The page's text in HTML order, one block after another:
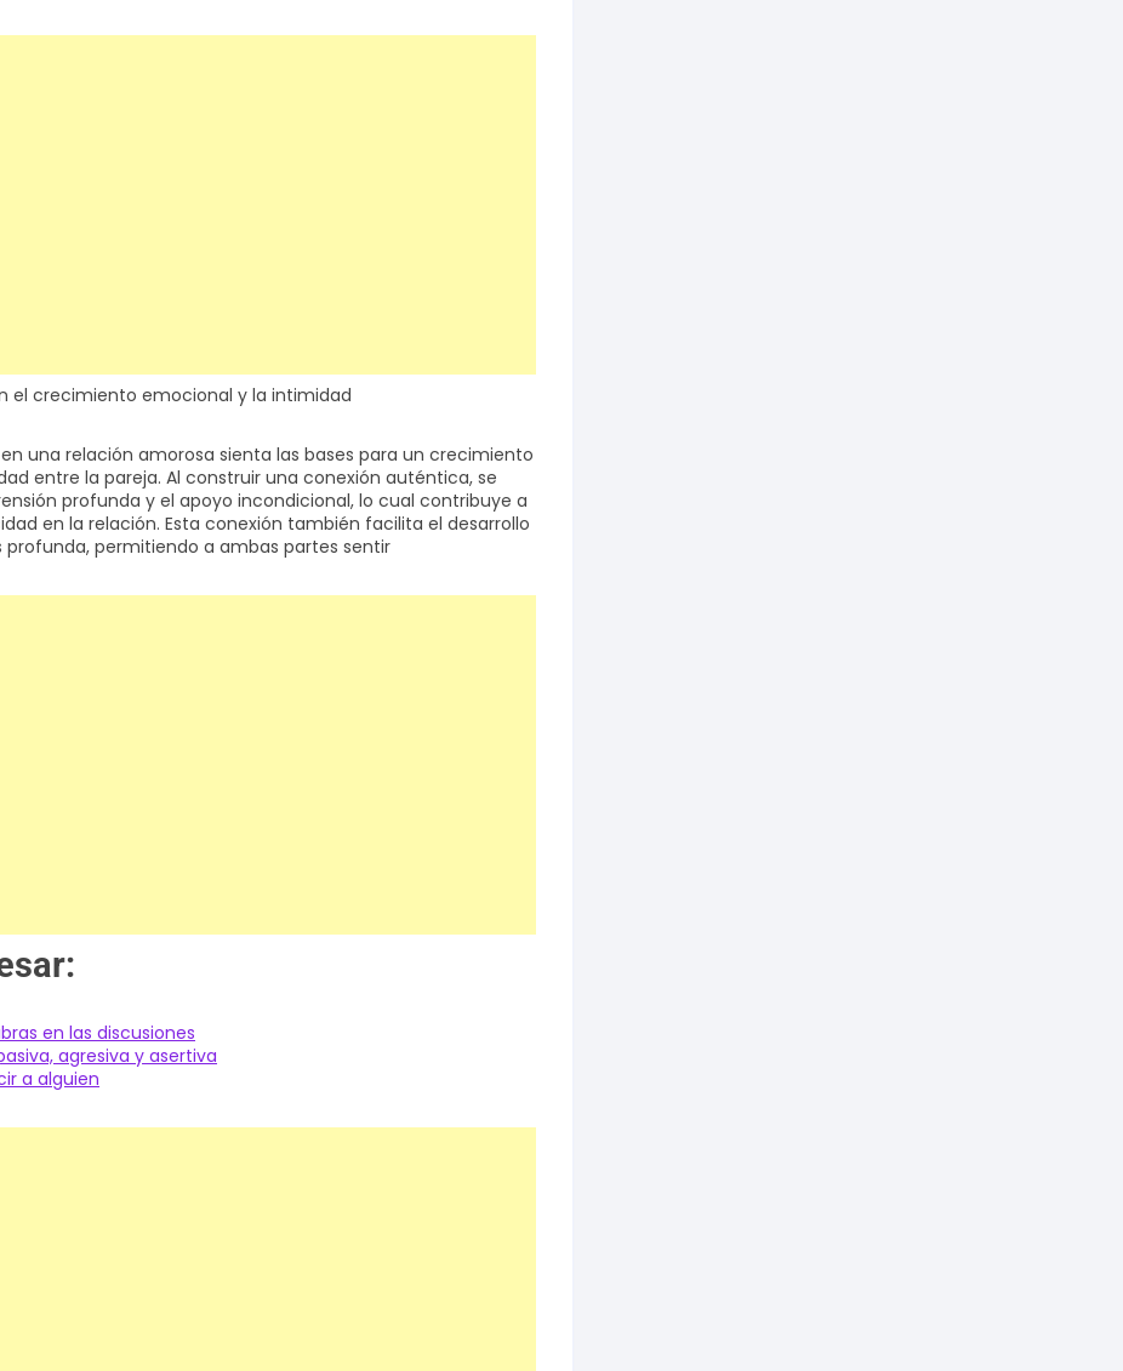
el crecimiento emocional y la intimidad
una relación amorosa sienta las bases para un crecimiento
entre la pareja. Al construir una conexión auténtica, se
profunda y el apoyo incondicional, lo cual contribuye a
en la relación. Esta conexión también facilita el desarrollo
permitiendo a ambas partes sentir
en las discusiones
agresiva y asertiva
a alguien